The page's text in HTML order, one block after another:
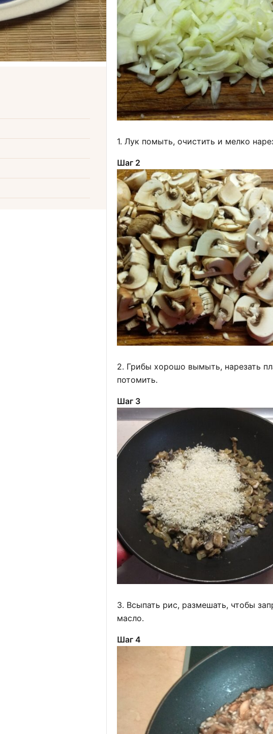
1. Лук помыть, очистить и мелко
Шаг 2
2. Грибы хорошо вымыть, нарезать
потомить.
Шаг 3
3. Всыпать рис, размешать, чтобы
масло.
Шаг 4